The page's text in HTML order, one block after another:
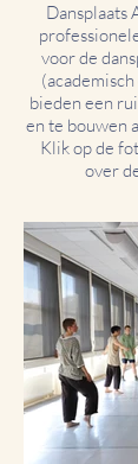
Dansplaats
voor de
bieden een
en te bouwen
Klik op de
over